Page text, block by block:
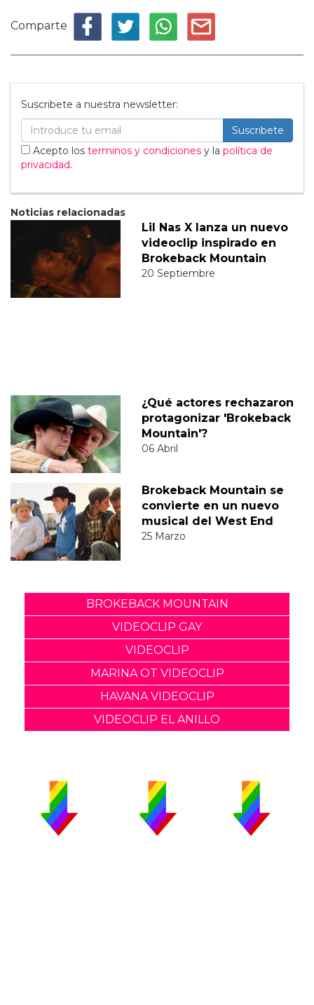
Comparte
Suscribete a nuestra newsletter:
Suscribete
Acepto los terminos y condiciones y la política de
privacidad.
Noticias relacionadas
Lil Nas X lanza un nuevo
videoclip inspirado en
Brokeback Mountain
20 Septiembre
¿Qué actores rechazaron
protagonizar 'Brokeback
Mountain'?
06 Abril
Brokeback Mountain se
convierte en un nuevo
musical del West End
25 Marzo
BROKEBACK MOUNTAIN
VIDEOCLIP GAY
VIDEOCLIP
MARINA OT VIDEOCLIP
HAVANA VIDEOCLIP
VIDEOCLIP EL ANILLO